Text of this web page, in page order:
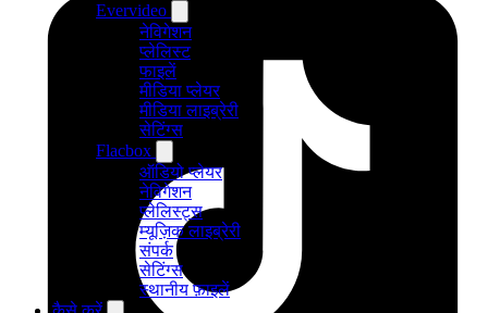
Evervideo
नेविगेशन
प्लेलिस्ट
फाइलें
मीडिया प्लेयर
मीडिया लाइब्रेरी
सेटिंग्स
Flacbox
ऑडियो प्लेयर
नेविगेशन
प्लेलिस्ट्स
म्यूज़िक लाइब्रेरी
संपर्क
सेटिंग्स
स्थानीय फ़ाइलें